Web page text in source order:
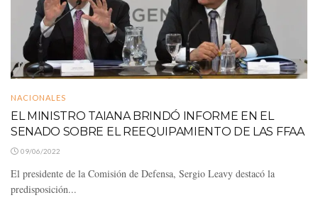
NACIONALES
EL MINISTRO TAIANA BRINDÓ INFORME EN EL
SENADO SOBRE EL REEQUIPAMIENTO DE LAS FFAA
09/06/2022
El presidente de la Comisión de Defensa, Sergio Leavy destacó la
predisposición...